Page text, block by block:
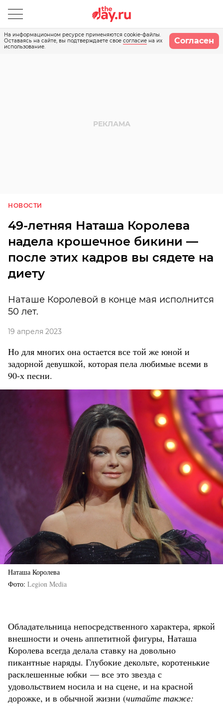
На информационном ресурсе применяются cookie-файлы.
Оставаясь на сайте, вы подтверждаете свое согласие на их
использование.
Согласен
НОВОСТИ
49-летняя Наташа Королева
надела крошечное бикини —
после этих кадров вы сядете на
диету
Наташе Королевой в конце мая исполнится
50 лет.
19 апреля 2023
Но для многих она остается все той же юной и
задорной девушкой, которая пела любимые всеми в
90-х песни.
Наташа Королева
Фото Legion Media
Обладательница непосредственного характера, яркой
внешности и очень аппетитной фигуры, Наташа
Королева всегда делала ставку на довольно
пикантные наряды. Глубокие декольте, коротенькие
расклешенные юбки — все это звезда с
удовольствием носила и на сцене, и на красной
дорожке, и в обычной жизни (читайте также: